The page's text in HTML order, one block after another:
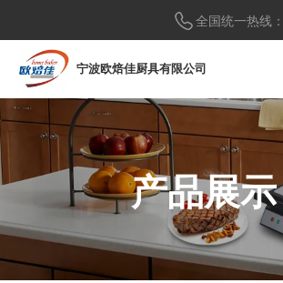
全国统一热线：
宁波欧焙佳厨具有限公司
产品展示
产品展示
产品展示